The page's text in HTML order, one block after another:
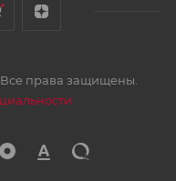
права защищены.